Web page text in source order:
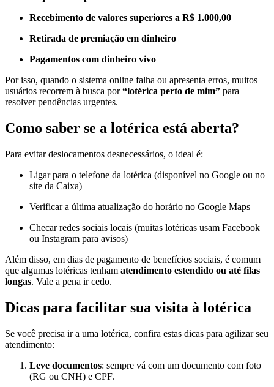
Recebimento de valores superiores a R$ 1.000,00
Retirada de premiação em dinheiro
Pagamentos com dinheiro vivo
Por isso, quando o sistema online falha ou apresenta erros, muitos
usuários recorrem à busca por“lotérica perto de mim” para
resolver pendências urgentes.
Como saber se a lotérica está aberta?
Para evitar deslocamentos desnecessários, o ideal é:
Ligar para o telefone da lotérica (disponível no Google ou no
site da Caixa)
Verificar a última atualização do horário no Google Maps
Checar redes sociais locais (muitas lotéricas usam Facebook
ou Instagram para avisos)
Além disso, em dias de pagamento de benefícios sociais, é comum
que algumas lotéricas tenham atendimento estendido ou até filas
longas. Vale a pena ir cedo.
Dicas para facilitar sua visita à lotérica
Se você precisa ir a uma lotérica, confira estas dicas para agilizar seu
atendimento:
Leve documentos: sempre vá com um documento com foto
(RG ou CNH) e CPF.